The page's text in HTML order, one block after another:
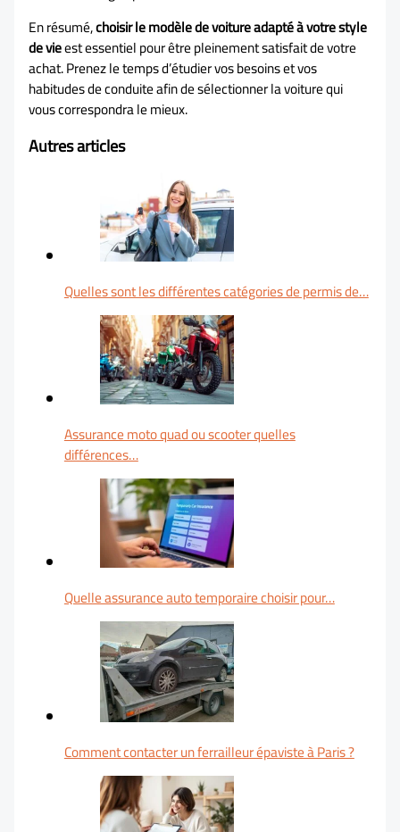
En résumé,choisir le modèle de voiture adapté à votre style
de vieest essentiel pour être pleinement satisfait de votre
achat. Prenez le temps d’étudier vos besoins et vos
habitudes de conduite afin de sélectionner la voiture qui
vous correspondra le mieux.
Autres articles
Quelles sont les différentes catégories de permis de…
Assurance moto quad ou scooter quelles
différences…
Quelle assurance auto temporaire choisir pour…
Comment contacter un ferrailleur épaviste à Paris ?